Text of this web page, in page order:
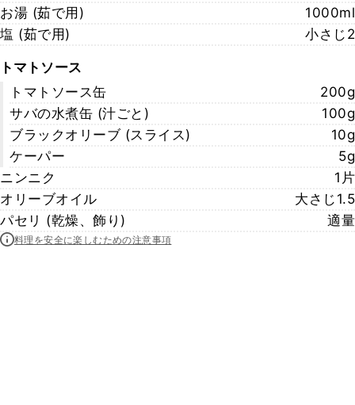
お湯 (茹で用)
1000ml
塩 (茹で用)
小さじ2
トマトソース
トマトソース缶
200g
サバの水煮缶 (汁ごと)
100g
ブラックオリーブ (スライス)
10g
ケーパー
5g
ニンニク
1片
オリーブオイル
大さじ1.5
パセリ (乾燥、飾り)
適量
料理を安全に楽しむための注意事項